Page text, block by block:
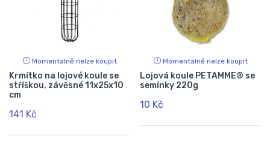
Momentálně nelze koupit
Krmítko na lojové koule se
stříškou, závěsné 11x25x10
cm
141 Kč
Momentálně nelze koupit
Lojová koule PETAMME® se
semínky 220g
10 Kč